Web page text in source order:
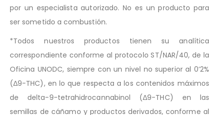
por un especialista autorizado. No es un producto para
ser sometido a combustión.
*Todos nuestros productos tienen su analítica
correspondiente conforme al protocolo ST/NAR/40, de la
Oficina UNODC, siempre con un nivel no superior al 0’2%
(Δ9-THC), en lo que respecta a los contenidos máximos
de delta-9-tetrahidrocannabinol (Δ9-THC) en las
semillas de cáñamo y productos derivados, conforme al